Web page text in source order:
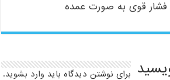
قوی به صورت عمده
برای نوشتن دیدگاه باید وارد بشوید.